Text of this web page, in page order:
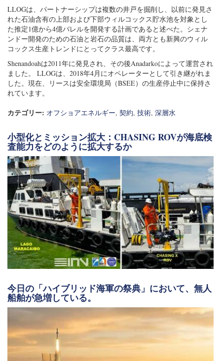
LLOGは、パートナーシップは複数の井戸を掘削し、以前に発見さ
れた石油含有の上部および下部ウィルコックス貯水池を対象とし
た推定1億から4億バレルを開発する計画であると述べた。シェナ
ンドー開発のための石油と岩石の品質は、両方とも新興のウィル
コックス生産トレンドにとってクラス最高です。
Shenandoahは2011年に発見され、その後Anadarkoによって運営され
ました。 LLOGは、2018年4月にオペレーターとして引き継がれま
した。現在、リースは安全環境局（BSEE）の生産停止中に保持さ
れています。
カテゴリー: オフショアエネルギー, 契約, 技術, 深層水
小型化とミッション拡大：CHASING ROVが海底検
査能力をどのように拡大するか
今日の「ハイブリッド海軍の祭典」において、無人
船舶が急増している。